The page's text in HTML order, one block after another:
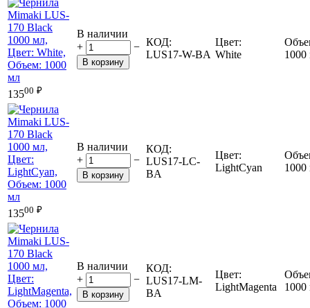
13500 ₽
В наличии
+
−
В корзину
КОД:
LUS17-W-BA
Цвет:
White
1000
13500 ₽
В наличии
+
−
В корзину
КОД:
LUS17-LC-
BA
Цвет:
LightCyan
1000
В наличии
+
−
В корзину
КОД:
LUS17-LM-
BA
Цвет:
LightMagenta
1000